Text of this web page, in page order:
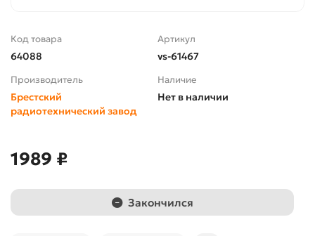
Код товара
64088
Артикул
vs-61467
Производитель
Брестский
радиотехнический завод
Наличие
Нет в наличии
1989 ₽
Закончился